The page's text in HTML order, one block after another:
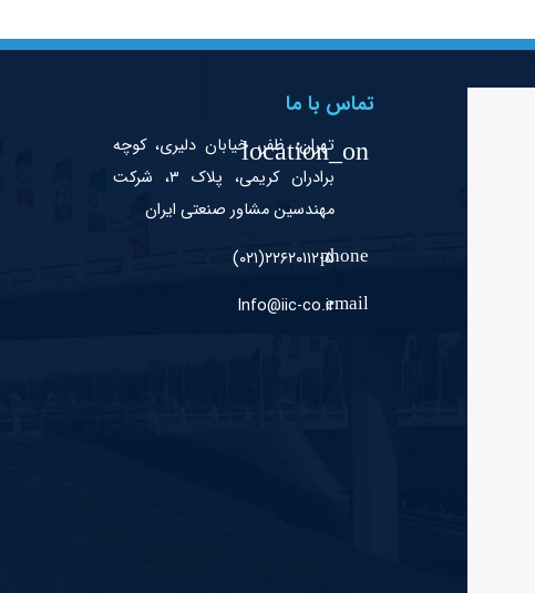
تماس با ما
تهران، ظفر، خیابان دلیری، کوچه
برادران کریمی، پلاک ۳، شرکت
مهندسین مشاور صنعتی ایران
۲۲۶۲۰۱۱۲-۵(۰۲۱)
Info@iic-co.ir